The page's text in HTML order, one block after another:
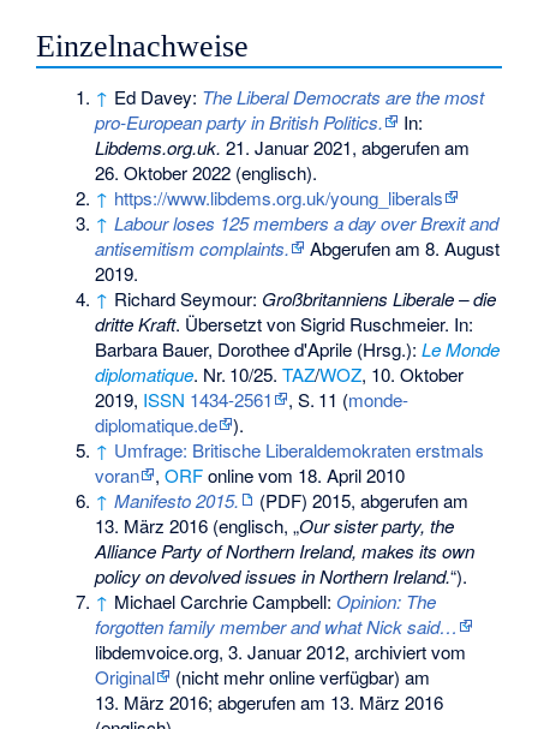
Einzelnachweise
↑ Ed Davey: The Liberal Democrats are the most
pro-European party in British Politics.
In:
Libdems.org.uk. 21. Januar 2021, abgerufen am
26. Oktober 2022 (englisch).
↑ https://www.libdems.org.uk/young_liberals
↑ Labour loses 125 members a day over Brexit and
antisemitism complaints.
Abgerufen am 8. August
2019.
↑ Richard Seymour: Großbritanniens Liberale – die
dritte Kraft. Übersetzt von Sigrid Ruschmeier. In:
Barbara Bauer, Dorothee d'Aprile (Hrsg.):Le Monde
diplomatique. Nr. 10/25.TAZ/WOZ, 10. Oktober
2019, ISSN 1434-2561 ,S. 11 (monde-
diplomatique.de
).
↑ Umfrage: Britische Liberaldemokraten erstmals
voran
,ORFonline vom 18. April 2010
↑ Manifesto 2015. (PDF) 2015, abgerufen am
13. März 2016 (englisch, „Our sister party, the
Alliance Party of Northern Ireland, makes its own
policy on devolved issues in Northern Ireland.“).
↑ Michael Carchrie Campbell:Opinion: The
forgotten family member and what Nick said…
libdemvoice.org, 3. Januar 2012, archiviert vom
Original
(nicht mehr online verfügbar) am
13. März 2016; abgerufen am 13. März 2016